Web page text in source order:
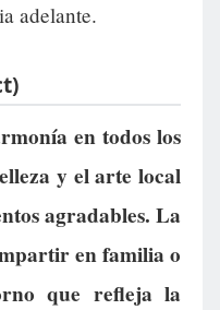
adelante.
en todos los
y el arte local
agradables. La
en familia o
que refleja la